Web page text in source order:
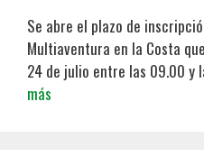
Se abre el plazo de
Multiaventura en la Costa
24 de julio entre las 09.00 y
más